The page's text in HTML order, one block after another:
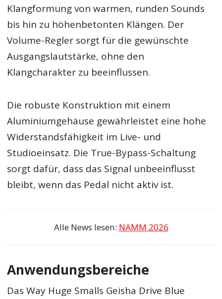
Klangformung von warmen, runden Sounds
bis hin zu höhenbetonten Klängen. Der
Volume-Regler sorgt für die gewünschte
Ausgangslautstärke, ohne den
Klangcharakter zu beeinflussen.
Die robuste Konstruktion mit einem
Aluminiumgehäuse gewährleistet eine hohe
Widerstandsfähigkeit im Live- und
Studioeinsatz. Die True-Bypass-Schaltung
sorgt dafür, dass das Signal unbeeinflusst
bleibt, wenn das Pedal nicht aktiv ist.
Alle News lesen: NAMM 2026
Anwendungsbereiche
Das Way Huge Smalls Geisha Drive Blue